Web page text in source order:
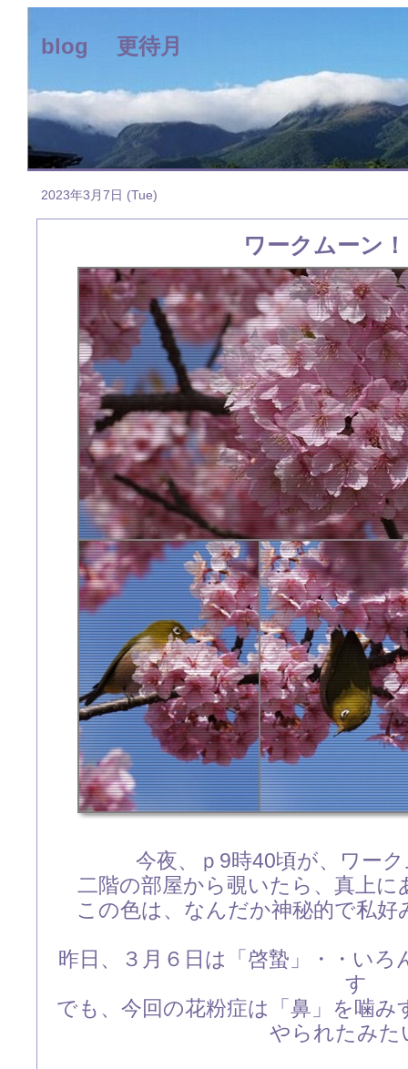
blog 更待月
2023年3月7日 (Tue)
ワークムーン！
今夜、ｐ9時40頃が、ワー
二階の部屋から覗いたら、真上
この色は、なんだか神秘的で私
昨日、３月６日は「啓蟄」・・い
す
でも、今回の花粉症は「鼻」を噛
やられたみた